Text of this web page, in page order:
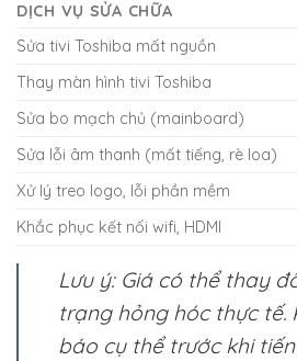
DỊCH VỤ SỬA CHỮA
Sửa tivi Toshiba mất nguồn
Thay màn hình tivi Toshiba
Sửa bo mạch chủ (mainboard)
Sửa lỗi âm thanh (mất tiếng, rè loa)
Xử lý treo logo, lỗi phần mềm
Khắc phục kết nối wifi, HDMI
Lưu ý: Giá có thể thay
trạng hỏng hóc thực tế.
báo cụ thể trước khi